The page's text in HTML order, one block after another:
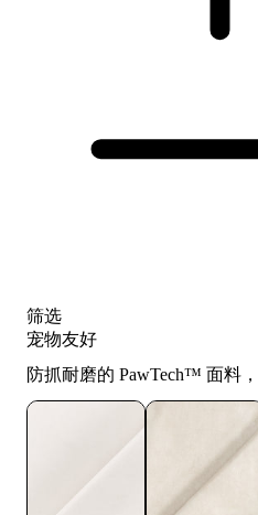
筛选
宠物友好
防抓耐磨的 PawTech™️ 面料